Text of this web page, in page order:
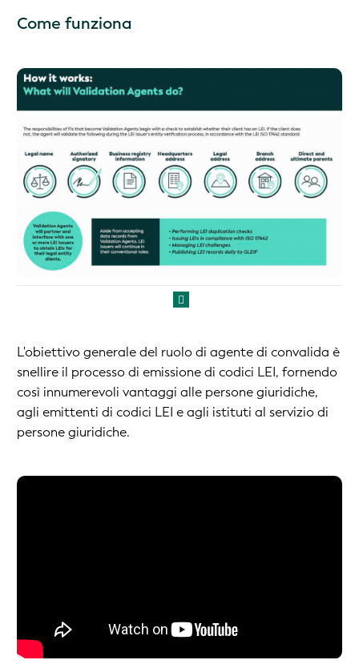
Come funziona
L'obiettivo generale del ruolo di agente di convalida è
snellire il processo di emissione di codici LEI, fornendo
così innumerevoli vantaggi alle persone giuridiche,
agli emittenti di codici LEI e agli istituti al servizio di
persone giuridiche.